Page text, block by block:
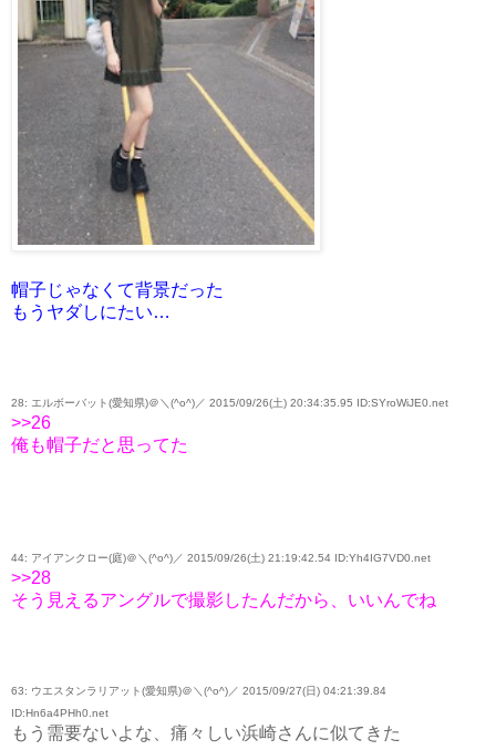
帽子じゃなくて背景だった
もうヤダしにたい…
28: エルボーバット(愛知県)＠＼(^o^)／ 2015/09/26(土) 20:34:35.95 ID:SYroWiJE0.net
>>26
俺も帽子だと思ってた
44: アイアンクロー(庭)＠＼(^o^)／ 2015/09/26(土) 21:19:42.54 ID:Yh4IG7VD0.net
>>28
そう見えるアングルで撮影したんだから、いいんでね
63: ウエスタンラリアット(愛知県)＠＼(^o^)／ 2015/09/27(日) 04:21:39.84
ID:Hn6a4PHh0.net
もう需要ないよな、痛々しい浜崎さんに似てきた